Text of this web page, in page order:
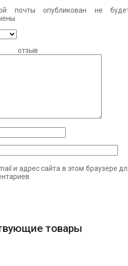
почты опубликован не
и адрес сайта в этом браузере
товары